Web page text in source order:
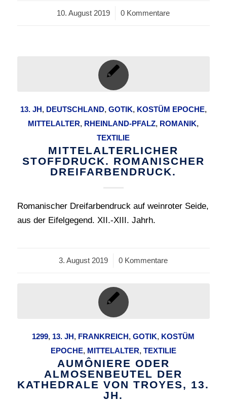
10. August 2019
/ 0 Kommentare
13. JH, DEUTSCHLAND, GOTIK, KOSTÜM EPOCHE,
MITTELALTER, RHEINLAND-PFALZ, ROMANIK,
TEXTILIE
MITTELALTERLICHER
STOFFDRUCK. ROMANISCHER
DREIFARBENDRUCK.
Romanischer Dreifarbendruck auf weinroter Seide,
aus der Eifelgegend. XII.-XIII. Jahrh.
3. August 2019
/ 0 Kommentare
1299, 13. JH, FRANKREICH,GOTIK, KOSTÜM
EPOCHE, MITTELALTER, TEXTILIE
AUMÔNIERE ODER
ALMOSENBEUTEL DER
KATHEDRALE VON TROYES, 13.
JH.